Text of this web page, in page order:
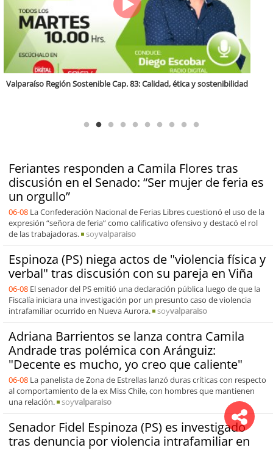
Feriantes responden a Camila Flores tras
discusión en el Senado: “Ser mujer de feria es
un orgullo”
06-08 La Confederación Nacional de Ferias Libres cuestionó el uso de la
expresión “señora de feria” como calificativo ofensivo y destacó el rol
de las trabajadoras.
soyvalparaiso
Espinoza (PS) niega actos de "violencia física y
verbal" tras discusión con su pareja en Viña
06-08 El senador del PS emitió una declaración pública luego de que la
Fiscalía iniciara una investigación por un presunto caso de violencia
intrafamiliar ocurrido en Nueva Aurora.
soyvalparaiso
Adriana Barrientos se lanza contra Camila
Andrade tras polémica con Aránguiz:
"Decente es mucho, yo creo que caliente"
06-08 La panelista de Zona de Estrellas lanzó duras críticas con respecto
al comportamiento de la ex Miss Chile, con hombres que mantienen
una relación.
soyvalparaiso
Senador Fidel Espinoza (PS) es investigado
tras denuncia por violencia intrafamiliar en